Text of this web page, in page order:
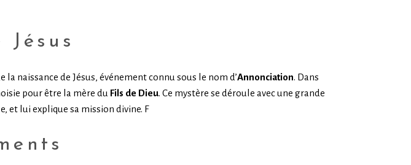
la naissance de Jésus, événement connu sous le nom d’Annonciation. Dans
pour être la mère du Fils de Dieu. Ce mystère se déroule avec une grande
et lui explique sa mission divine. F